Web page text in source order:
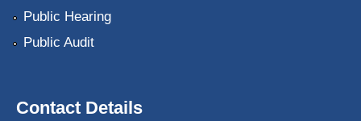
Public Hearing
Public Audit
Contact Details